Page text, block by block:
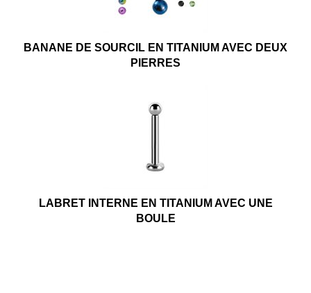
BANANE DE SOURCIL EN TITANIUM AVEC DEUX
PIERRES
LABRET INTERNE EN TITANIUM AVEC UNE
BOULE